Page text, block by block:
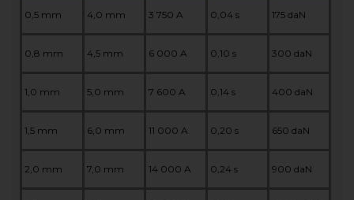
0,5 mm 4,0 mm 3 750 A 0,04 s 175 daN
0,8 mm 4,5 mm 6 000 A 0,10 s 300 daN
1,0 mm 5,0 mm 7 600 A 0,14 s 400 daN
1,5 mm 6,0 mm 11 000 A 0,20 s 650 daN
2,0 mm 7,0 mm 14 000 A 0,24 s 900 daN